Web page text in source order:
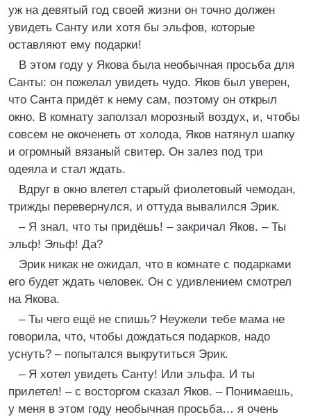
уж на девятый год своей жизни он точно должен
увидеть Санту или хотя бы эльфов, которые
оставляют ему подарки!
В этом году у Якова была необычная просьба для
Санты: он пожелал увидеть чудо. Яков был уверен,
что Санта придёт к нему сам, поэтому он открыл
окно. В комнату заползал морозный воздух, и, чтобы
совсем не окоченеть от холода, Яков натянул шапку
и огромный вязаный свитер. Он залез под три
одеяла и стал ждать.
Вдруг в окно влетел старый фиолетовый чемодан,
трижды перевернулся, и оттуда вывалился Эрик.
– Я знал, что ты придёшь! – закричал Яков. – Ты
эльф! Эльф! Да?
Эрик никак не ожидал, что в комнате с подарками
его будет ждать человек. Он с удивлением смотрел
на Якова.
– Ты чего ещё не спишь? Неужели тебе мама не
говорила, что, чтобы дождаться подарков, надо
уснуть? – попытался выкрутиться Эрик.
– Я хотел увидеть Санту! Или эльфа. И ты
прилетел! – с восторгом сказал Яков. – Понимаешь,
у меня в этом году необычная просьба… я очень